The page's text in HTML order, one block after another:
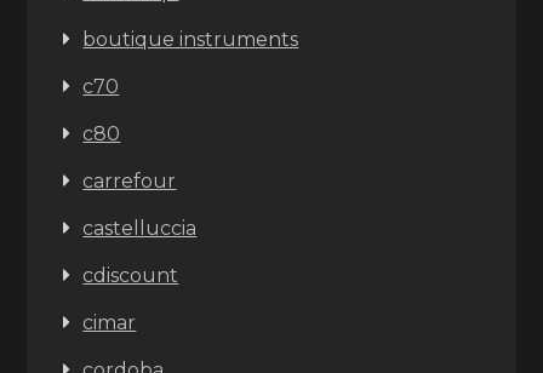
boutique instruments
c70
c80
carrefour
castelluccia
cdiscount
cimar